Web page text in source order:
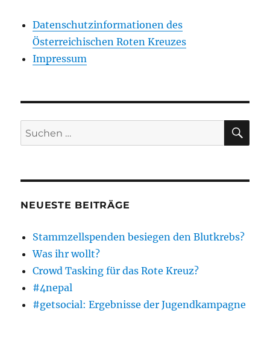
Thomas
Seifert
Anton
Datenschutzinformationen des
Österreichischen Roten Kreuzes
Impressum
Suchen
nach:
NEUESTE BEITRÄGE
Stammzellspenden besiegen den Blutkrebs?
Was ihr wollt?
Crowd Tasking für das Rote Kreuz?
#4nepal
#getsocial: Ergebnisse der Jugendkampagne